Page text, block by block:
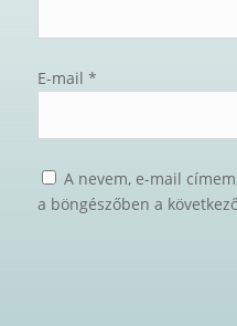
E-mail *
A nevem, e-mail
a böngészőben a